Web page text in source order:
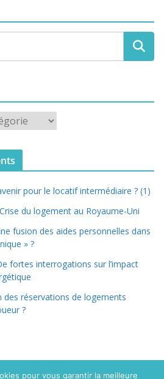
pour le locatif intermédiaire ? (1)
Crise du logement au Royaume-Uni
fusion des aides personnelles dans
» ?
fortes interrogations sur l’impact
des réservations de logements
?
pour vous garantir la meilleure